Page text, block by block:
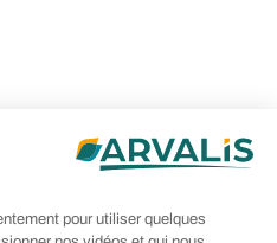
pour utiliser quelques